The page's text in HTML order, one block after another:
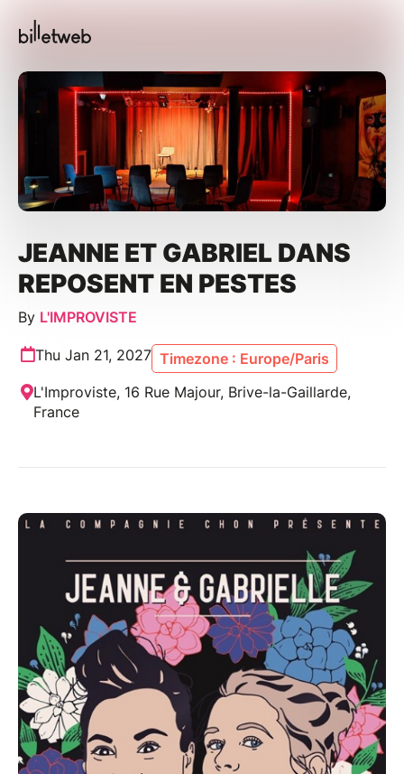
JEANNE ET GABRIEL DANS
REPOSENT EN PESTES
By L'IMPROVISTE
Thu Jan 21, 2027 Timezone : Europe/Paris
L'Improviste, 16 Rue Majour, Brive-la-Gaillarde,
France